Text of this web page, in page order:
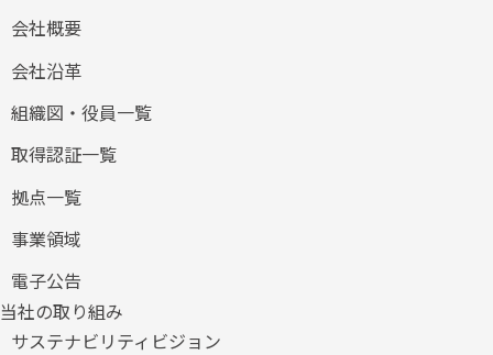
会社概要
会社沿革
組織図・役員一覧
取得認証一覧
拠点一覧
事業領域
電子公告
当社の取り組み
サステナビリティビジョン